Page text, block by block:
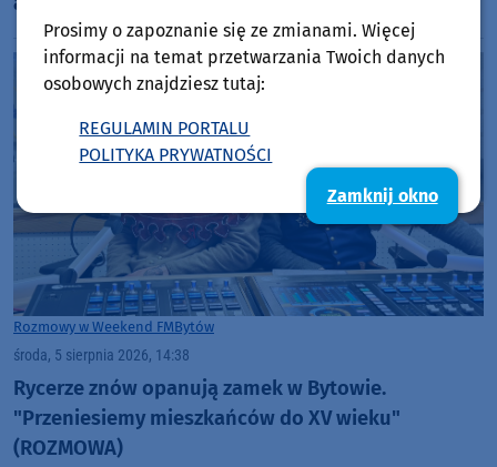
Rozmowy w Weekend FMBytów
środa, 5 sierpnia 2026, 14:38
Rycerze znów opanują zamek w Bytowie.
"Przeniesiemy mieszkańców do XV wieku"
(ROZMOWA)
Prosimy o zapoznanie się ze zmianami. Więcej
informacji na temat przetwarzania Twoich danych
osobowych znajdziesz tutaj:
REGULAMIN PORTALU
POLITYKA PRYWATNOŚCI
Zamknij okno